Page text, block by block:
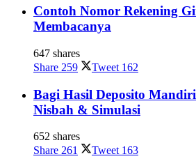
Contoh Nomor Rekening
Membacanya
647 shares
Share 259 Tweet 162
Bagi Hasil Deposito
Nisbah & Simulasi
652 shares
Share 261 Tweet 163